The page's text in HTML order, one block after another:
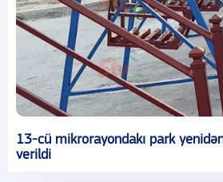
13-cü mikrorayondakı park
verildi